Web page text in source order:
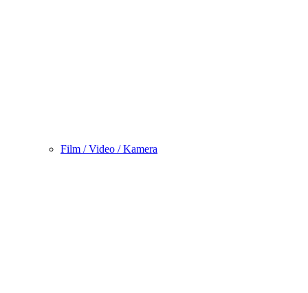
Film / Video / Kamera